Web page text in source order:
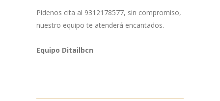
Pídenos cita al 9312178577, sin compromiso,
nuestro equipo te atenderá encantados.
Equipo Ditailbcn